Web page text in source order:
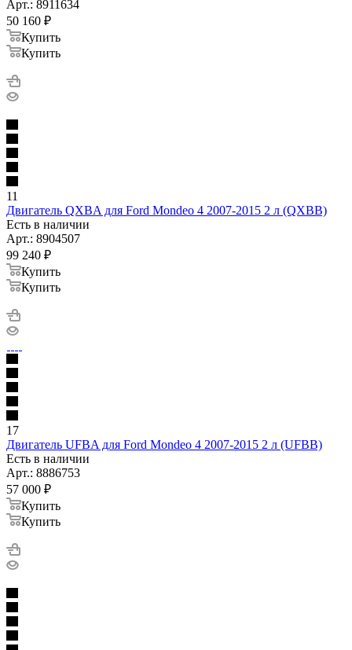
Арт.: 8911634
50 160 ₽
Купить
Купить
11
Двигатель QXBA для Ford Mondeo 4 2007-2015 2 л (QXBB)
Есть в наличии
Арт.: 8904507
99 240 ₽
Купить
Купить
17
Двигатель UFBA для Ford Mondeo 4 2007-2015 2 л (UFBB)
Есть в наличии
Арт.: 8886753
57 000 ₽
Купить
Купить